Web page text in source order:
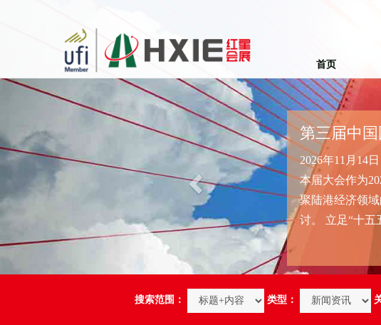
首页
2026年11月14日，第三届中国国际陆
本届大会作为2026国际现代物流与交通
聚陆港经济领域的行业力量，围绕国际
讨。 立足“十五五”开局...
搜索范围： 类型：